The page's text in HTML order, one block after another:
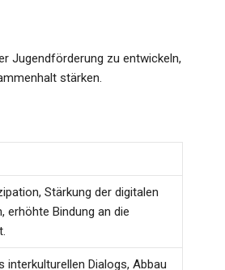
Jugendförderung zu entwickeln,
stärken.
Stärkung der digitalen
erhöhte Bindung an die
interkulturellen Dialogs, Abbau